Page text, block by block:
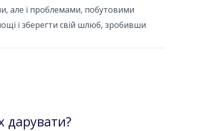
але і проблемами, побутовими
і зберегти свій шлюб, зробивши
дарувати?